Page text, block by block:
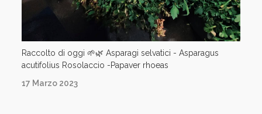
17 Marzo 2023
Raccolto di oggi 🌱🌿 Asparagi selvatici - Asparagus
acutifolius Rosolaccio -Papaver rhoeas